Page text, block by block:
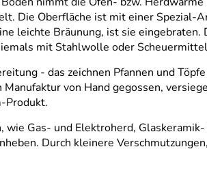
Die Oberfläche ist mit einer
leichte Bräunung, ist sie
mit Stahlwolle oder
- das zeichnen Pfannen und
von Hand gegossen,
Produkt.
Gas- und Elektroherd,
Durch kleinere